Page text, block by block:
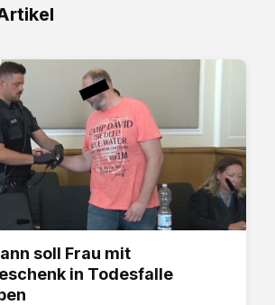
soll Frau mit
in Todesfalle